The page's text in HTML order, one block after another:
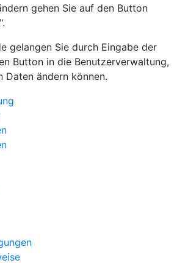
gehen Sie auf den Button
gelangen Sie durch Eingabe der
Button in die Benutzerverwaltung,
Daten ändern können.